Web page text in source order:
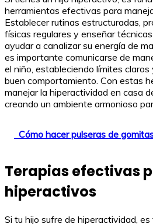
herramientas efectivas para
Establecer rutinas estructuradas,
físicas regulares y enseñar
ayudar a canalizar su energía de
es importante comunicarse de
el niño, estableciendo límites
buen comportamiento. Con estas
manejar la hiperactividad en casa
creando un ambiente armonioso
Cómo hacer pulseras de
Terapias efectivas
hiperactivos
Si tu hijo sufre de hiperactividad,